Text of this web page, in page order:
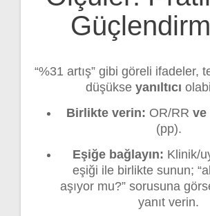
“%31 artış” gibi göreli ifadeler,
düşükse yanıltıcı
Birlikte verin: OR/RR ve
(pp).
Eşiğe bağlayın: Klinik/
eşiği ile birlikte sunun; “alt
aşıyor mu?” sorusuna
yanıt verin.